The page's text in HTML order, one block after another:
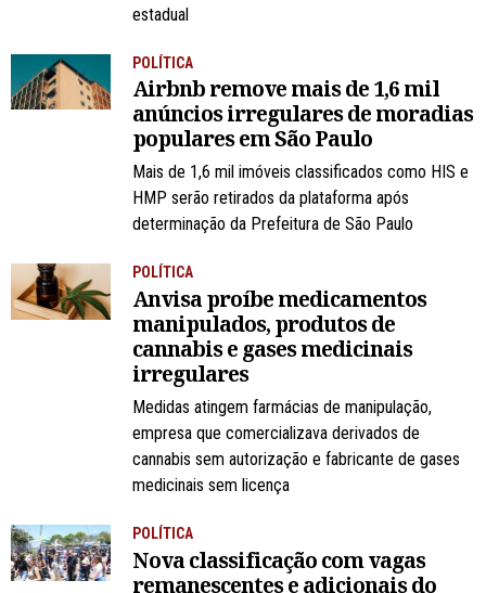
estadual
POLÍTICA
Airbnb remove mais de 1,6 mil
anúncios irregulares de moradias
populares em São Paulo
Mais de 1,6 mil imóveis classificados como HIS e
HMP serão retirados da plataforma após
determinação da Prefeitura de São Paulo
POLÍTICA
Anvisa proíbe medicamentos
manipulados, produtos de
cannabis e gases medicinais
irregulares
Medidas atingem farmácias de manipulação,
empresa que comercializava derivados de
cannabis sem autorização e fabricante de gases
medicinais sem licença
POLÍTICA
Nova classificação com vagas
remanescentes e adicionais do